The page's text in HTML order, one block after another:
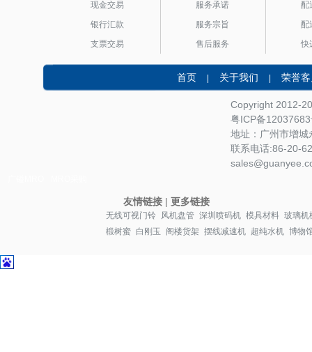
现金交易
银行汇款
支票交易
服务承诺
服务宗旨
售后服务
配
配
快
首页 | 关于我们 | 荣誉
Copyright 2012-
粤ICP备12037683
地址：广州市增
联系电话:86-20-
友情链接| 更多链接
无线可视门铃 风机盘管 深圳喷码机 模具材料 玻璃机
椴树蜜 白刚玉 阁楼货架 摆线减速机 超纯水机 博物